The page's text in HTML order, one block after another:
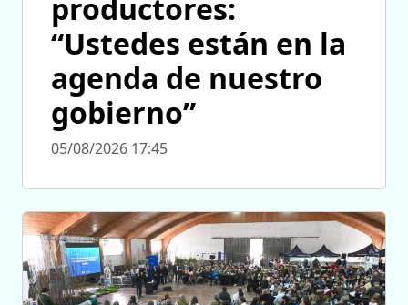
productores:
“Ustedes están en la
agenda de nuestro
gobierno”
05/08/2026 17:45